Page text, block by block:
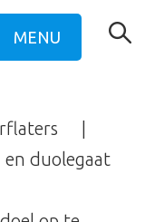
MENU
duolegaat